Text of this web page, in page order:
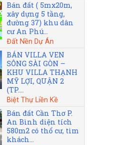
Bán đất ( 5mx20m,
xây dựng 5 tầng,
đường 37) khu dân
cư An Phú...
Đất Nền Dự Án
BÁN VILLA VEN
SÔNG SÀI GÒN –
KHU VILLA THẠNH
MỸ LỢI, QUẬN 2
(TP....
Biệt Thự Liền Kề
Bán đất Cần Thơ P.
An Bình diện tích
580m2 có thổ cư, tìm
khách...